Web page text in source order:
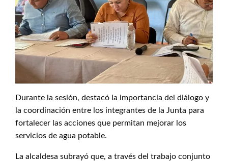
Durante la sesión, destacó la importancia del diálogo y
la coordinación entre los integrantes de la Junta para
fortalecer las acciones que permitan mejorar los
servicios de agua potable.
La alcaldesa subrayó que, a través del trabajo conjunto